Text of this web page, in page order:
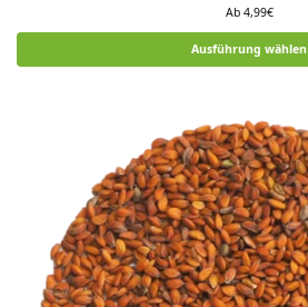
Ab 4,99€
Ausführung wählen